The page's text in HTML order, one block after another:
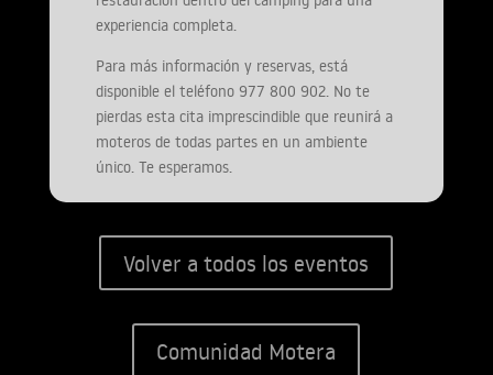
experiencia completa.
Para más información y reservas, está
disponible el teléfono 977 800 902. No te
pierdas esta cita imprescindible que reunirá a
moteros de todas partes en un ambiente
único. Te esperamos.
Volver a todos los eventos
Comunidad Motera